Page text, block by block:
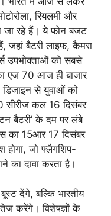
रियलमी और
जा रहे हैं। ये फोन बजट
जहां बैटरी लाइफ, कैमरा
उपभोक्ताओं को सबसे
एज 70 आज ही बाजार
से युवाओं को
सीरीज कल 16 दिसंबर
बैटरी’ के दम पर लंबे
का 15आर 17 दिसंबर
जो फ्लैगशिप-
का दावा करता है।
देंगे, बल्कि भारतीय
तेज करेंगे। विशेषज्ञों के